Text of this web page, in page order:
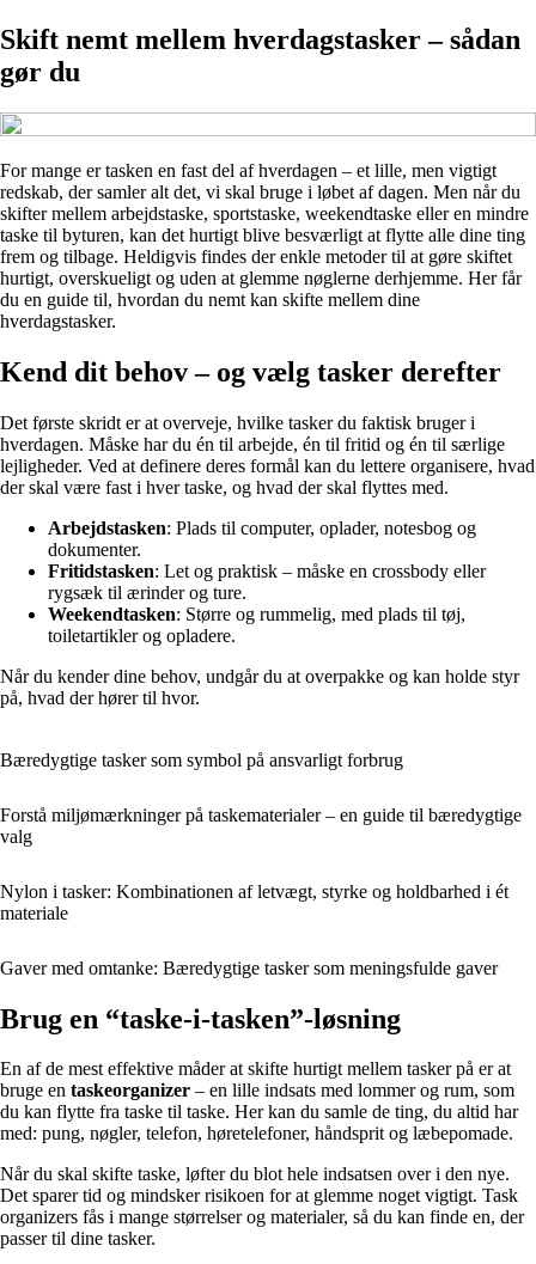
Skift nemt mellem hverdagstasker – sådan
gør du
For mange er tasken en fast del af hverdagen – et lille, men vigtigt
redskab, der samler alt det, vi skal bruge i løbet af dagen. Men når du
skifter mellem arbejdstaske, sportstaske, weekendtaske eller en mindre
taske til byturen, kan det hurtigt blive besværligt at flytte alle dine ting
frem og tilbage. Heldigvis findes der enkle metoder til at gøre skiftet
hurtigt, overskueligt og uden at glemme nøglerne derhjemme. Her får
du en guide til, hvordan du nemt kan skifte mellem dine
hverdagstasker.
Kend dit behov – og vælg tasker derefter
Det første skridt er at overveje, hvilke tasker du faktisk bruger i
hverdagen. Måske har du én til arbejde, én til fritid og én til særlige
lejligheder. Ved at definere deres formål kan du lettere organisere, hvad
der skal være fast i hver taske, og hvad der skal flyttes med.
Arbejdstasken: Plads til computer, oplader, notesbog og
dokumenter.
Fritidstasken: Let og praktisk – måske en crossbody eller
rygsæk til ærinder og ture.
Weekendtasken: Større og rummelig, med plads til tøj,
toiletartikler og opladere.
Når du kender dine behov, undgår du at overpakke og kan holde styr
på, hvad der hører til hvor.
Bæredygtige tasker som symbol på ansvarligt forbrug
Forstå miljømærkninger på taskematerialer – en guide til bæredygtige
valg
Nylon i tasker: Kombinationen af letvægt, styrke og holdbarhed i ét
materiale
Gaver med omtanke: Bæredygtige tasker som meningsfulde gaver
Brug en “taske-i-tasken”-løsning
En af de mest effektive måder at skifte hurtigt mellem tasker på er at
bruge en taskeorganizer – en lille indsats med lommer og rum, som
du kan flytte fra taske til taske. Her kan du samle de ting, du altid har
med: pung, nøgler, telefon, høretelefoner, håndsprit og læbepomade.
Når du skal skifte taske, løfter du blot hele indsatsen over i den nye.
Det sparer tid og mindsker risikoen for at glemme noget vigtigt. Task
organizers fås i mange størrelser og materialer, så du kan finde en, der
passer til dine tasker.